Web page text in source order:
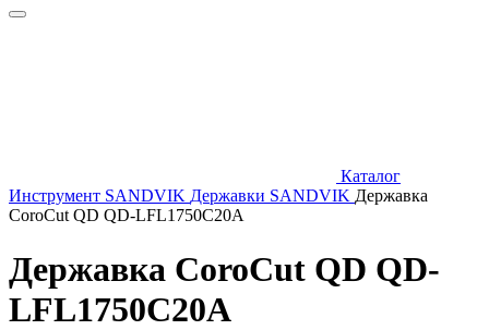
Каталог
Инструмент SANDVIK Державки SANDVIK Державка
CoroCut QD QD-LFL1750C20A
Державка CoroCut QD QD-
LFL1750C20A